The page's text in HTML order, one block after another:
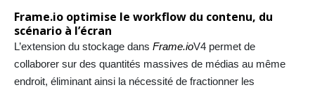
Frame.io optimise le workflow du contenu, du
scénario à l’écran
L’extension du stockage dans Frame.ioV4 permet de
collaborer sur des quantités massives de médias au même
endroit, éliminant ainsi la nécessité de fractionner les